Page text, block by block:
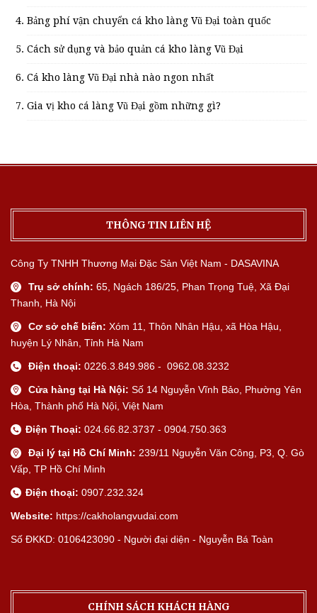
Bảng phí vận chuyển cá kho làng Vũ Đại toàn quốc
Cách sử dụng và bảo quản cá kho làng Vũ Đại
Cá kho làng Vũ Đại nhà nào ngon nhất
Gia vị kho cá làng Vũ Đại gồm những gì?
THÔNG TIN LIÊN HỆ
Công Ty TNHH Thương Mại Đặc Sản Việt Nam - DASAVINA
Trụ sở chính: 65, Ngách 186/25, Phan Trọng Tuệ, Xã Đại
Thanh, Hà Nội
Cơ sở chế biến: Xóm 11, Thôn Nhân Hậu, xã Hòa Hậu,
huyện Lý Nhân, Tỉnh Hà Nam
Điện thoại: 0226.3.849.986 - 0962.08.3232
Cửa hàng tại Hà Nội: Số 14 Nguyễn Vĩnh Bảo, Phường Yên
Hòa, Thành phố Hà Nội, Việt Nam
Điện Thoại: 024.66.82.3737 - 0904.750.363
Đại lý tại Hồ Chí Minh: 239/11 Nguyễn Văn Công, P3, Q. Gò
Vấp, TP Hồ Chí Minh
Điện thoại: 0907.232.324
Website: https://cakholangvudai.com
Số ĐKKD: 0106423090 - Người đại diện - Nguyễn Bá Toàn
CHÍNH SÁCH KHÁCH HÀNG